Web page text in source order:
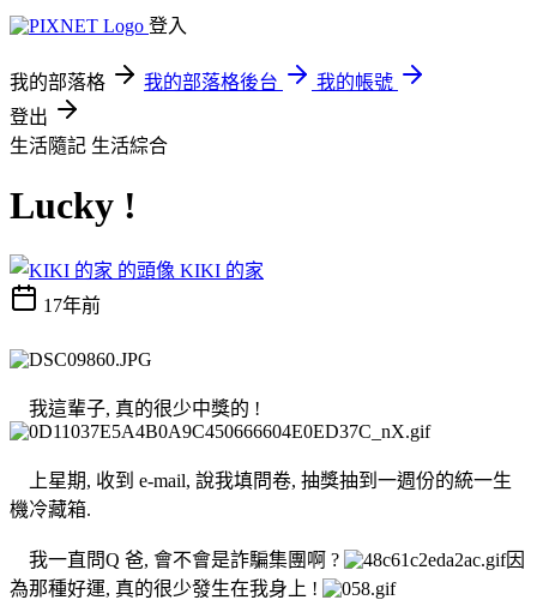
登入
我的部落格 我的部落格後台
我的帳號
登出
生活隨記 生活綜合
Lucky !
KIKI 的家
17年前
我這輩子, 真的很少中獎的 !
上星期, 收到 e-mail, 說我填問卷, 抽獎抽到一週份的統一生
機冷藏箱.
我一直問Q 爸, 會不會是詐騙集團啊 ?
因
為那種好運, 真的很少發生在我身上 !